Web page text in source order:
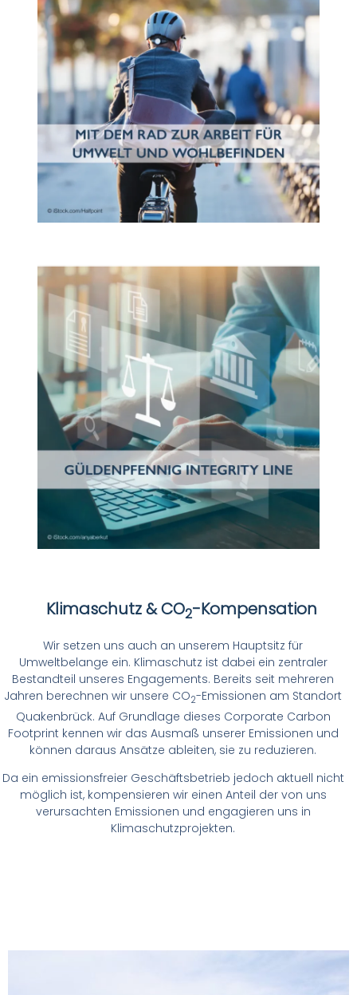
Klimaschutz & CO2-Kompensation
Wir setzen uns auch an unserem Hauptsitz für
Umweltbelange ein. Klimaschutz ist dabei ein zentraler
Bestandteil unseres Engagements. Bereits seit mehreren
Jahren berechnen wir unsere CO2-Emissionen am Standort
Quakenbrück. Auf Grundlage dieses Corporate Carbon
Footprint kennen wir das Ausmaß unserer Emissionen und
können daraus Ansätze ableiten, sie zu reduzieren.
Da ein emissionsfreier Geschäftsbetrieb jedoch aktuell nicht
möglich ist, kompensieren wir einen Anteil der von uns
verursachten Emissionen und engagieren uns in
Klimaschutzprojekten.